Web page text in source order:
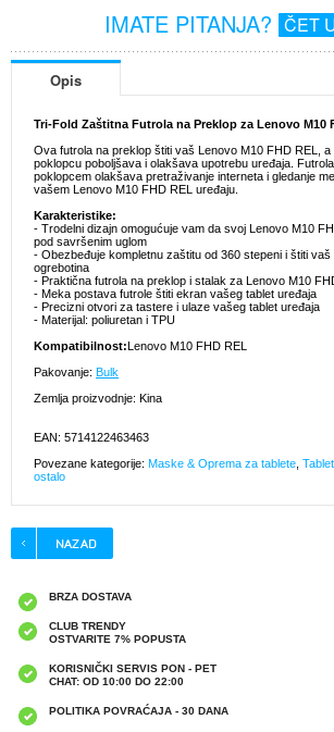
IMATE PITANJA? ČET
Opis
Tri-Fold Zaštitna Futrola na Preklop za Lenovo M10
Ova futrola na preklop štiti vaš Lenovo M10 FHD REL,
poklopcu poboljšava i olakšava upotrebu uređaja.
poklopcem olakšava pretraživanje interneta i gledanje
vašem Lenovo M10 FHD REL uređaju.
Karakteristike:
- Trodelni dizajn omogućuje vam da svoj Lenovo M10
pod savršenim uglom
- Obezbeđuje kompletnu zaštitu od 360 stepeni i štiti
ogrebotina
- Praktična futrola na preklop i stalak za Lenovo M10
- Meka postava futrole štiti ekran vašeg tablet uređaja
- Precizni otvori za tastere i ulaze vašeg tablet uređaja
- Materijal: poliuretan i TPU
Kompatibilnost: Lenovo M10 FHD REL
Pakovanje: Bulk
Zemlja proizvodnje: Kina
EAN: 5714122463463
Povezane kategorije: Maske & Oprema za tablete
ostalo
BRZA DOSTAVA
CLUB TRENDY
OSTVARITE 7% POPUSTA
KORISNIČKI SERVIS PON - PET
CHAT: OD 10:00 DO 22:00
POLITIKA POVRAĆAJA - 30 DANA